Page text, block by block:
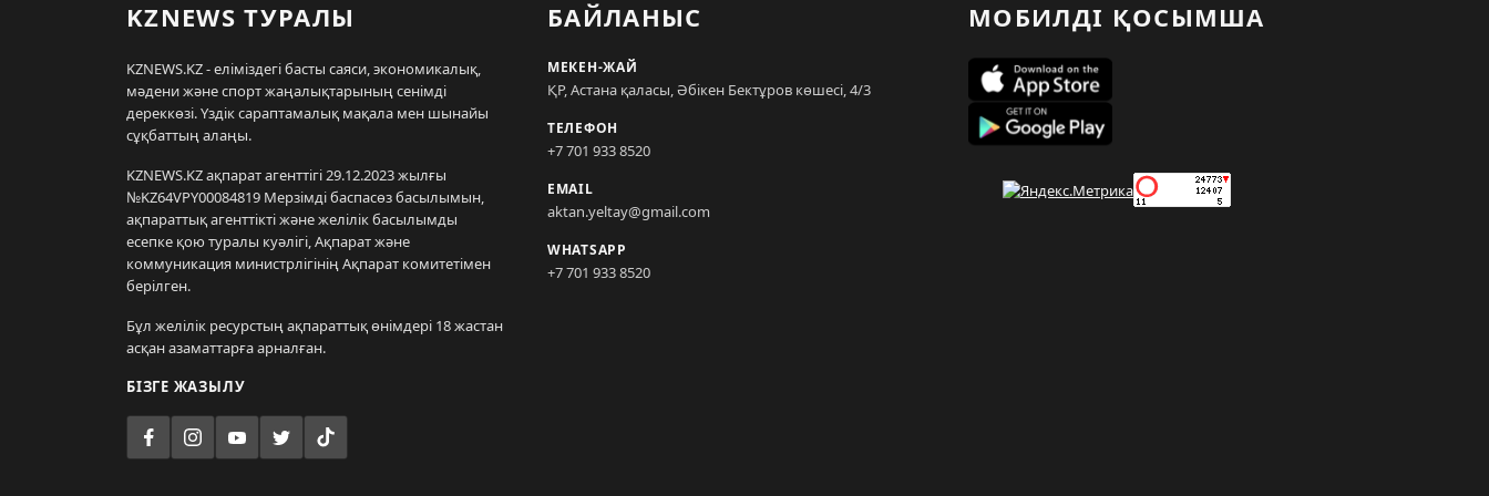
KZNEWS ТУРАЛЫ
KZNEWS.KZ - еліміздегі басты саяси, экономикалық,
мәдени және спорт жаңалықтарының сенімді
дереккөзі. Үздік сараптамалық мақала мен шынайы
сұқбаттың алаңы.
KZNEWS.KZ ақпарат агенттігі 29.12.2023 жылғы
№KZ64VPY00084819 Мерзімді баспасөз басылымын,
ақпараттық агенттікті және желілік басылымды
есепке қою туралы куәлігі, Ақпарат және
коммуникация министрлігінің Ақпарат комитетімен
берілген.
Бұл желілік ресурстың ақпараттық өнімдері 18 жастан
асқан азаматтарға арналған.
БІЗГЕ ЖАЗЫЛУ
БАЙЛАНЫС
МЕКЕН-ЖАЙ
ҚР, Астана қаласы, Әбікен Бектұров көшесі, 4/3
ТЕЛЕФОН
+7 701 933 8520
EMAIL
aktan.yeltay@gmail.com
WHATSAPP
+7 701 933 8520
МОБИЛДІ ҚОСЫМША